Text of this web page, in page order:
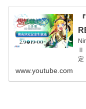
Ⅱ
定
www.youtube.com